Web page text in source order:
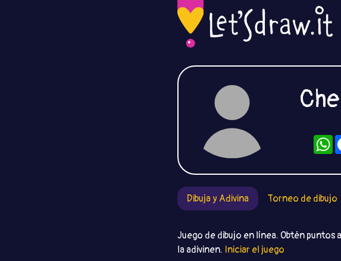
Dibuja y Adivina Torneo de dibujo
Juego de dibujo en línea. Obtén puntos
la adivinen. Iniciar el juego